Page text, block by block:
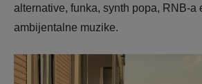
alternative, funka, synth popa, RNB-a
ambijentalne muzike.